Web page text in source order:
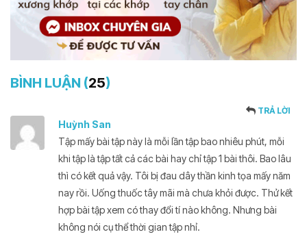
BÌNH LUẬN (25)
Huỳnh San
TRẢ LỜI
Tập mấy bài tập này là mỗi lần tập bao nhiêu phút, mỗi
khi tập là tập tất cả các bài hay chỉ tập 1 bài thôi. Bao lâu
thì có kết quả vậy. Tôi bị đau dây thần kinh tọa mấy năm
nay rồi. Uống thuốc tây mãi mà chưa khỏi được. Thử kết
hợp bài tập xem có thay đổi tí nào không. Nhưng bài
không nói cụ thể thời gian tập nhỉ.